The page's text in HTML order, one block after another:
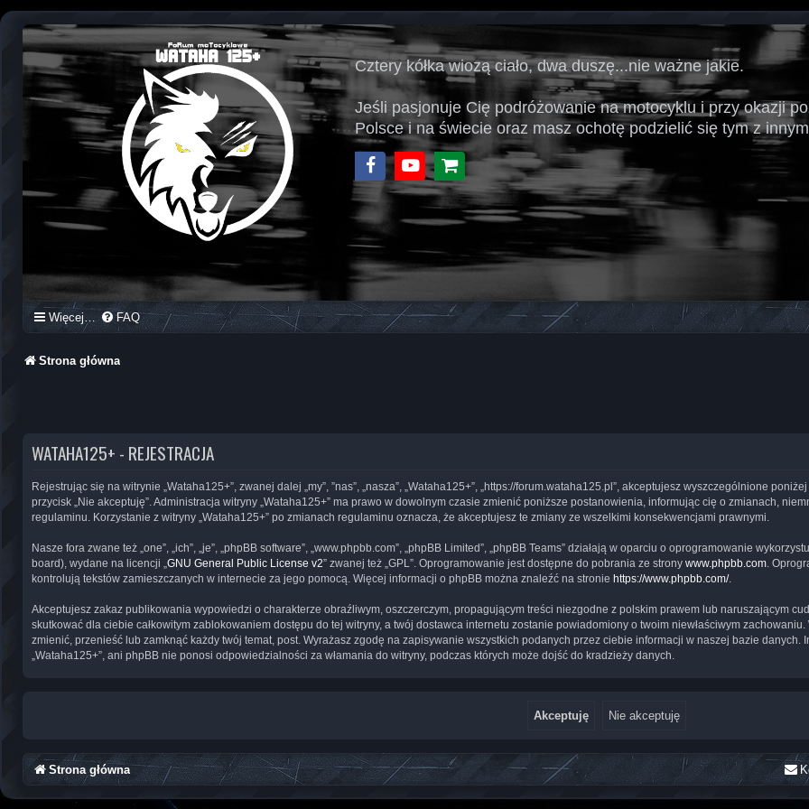
Cztery kółka wiozą ciało, dwa duszę...nie ważne jakie.
Jeśli pasjonuje Cię podróżowanie na motocyklu i przy okazji
Polsce i na świecie oraz masz ochotę podzielić się tym z
FacebookYoutubeSklep
Więcej… FAQ
Strona główna
WATAHA125+ - REJESTRACJA
Rejestrując się na witrynie „Wataha125+”, zwanej dalej „my”, ”nas”, „nasza”, „Wataha125+”, „https://forum.wataha125.pl”, akceptujesz wyszczególnione
przycisk „Nie akceptuję”. Administracja witryny „Wataha125+” ma prawo w dowolnym czasie zmienić poniższe postanowienia, informując cię o zmianach,
regulaminu. Korzystanie z witryny „Wataha125+” po zmianach regulaminu oznacza, że akceptujesz te zmiany ze wszelkimi konsekwencjami prawnymi.
Nasze fora zwane też „one”, „ich”, „je”, „phpBB software”, „www.phpbb.com”, „phpBB Limited”, „phpBB Teams” działają w oparciu o oprogramowanie
board), wydane na licencji „ GNU General Public License v2” zwanej też „GPL”. Oprogramowanie jest dostępne do pobrania ze strony www.phpbb.com .
kontrolują tekstów zamieszczanych w internecie za jego pomocą. Więcej informacji o phpBB można znaleźć na stronie https://www.phpbb.com/.
Akceptujesz zakaz publikowania wypowiedzi o charakterze obraźliwym, oszczerczym, propagującym treści niezgodne z polskim prawem lub naruszającym
skutkować dla ciebie całkowitym zablokowaniem dostępu do tej witryny, a twój dostawca internetu zostanie powiadomiony o twoim niewłaściwym
zmienić, przenieść lub zamknąć każdy twój temat, post. Wyrażasz zgodę na zapisywanie wszystkich podanych przez ciebie informacji w naszej bazie
„Wataha125+”, ani phpBB nie ponosi odpowiedzialności za włamania do witryny, podczas których może dojść do kradzieży danych.
Strona główna